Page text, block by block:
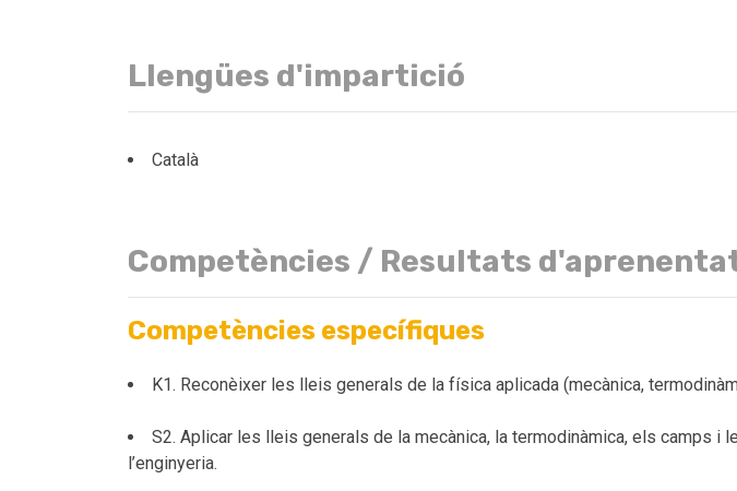
Llengües d'impartició
Català
Competències / Resultats
Competències específiques
K1. Reconèixer les lleis generals de la física aplicada (mecànica,
S2. Aplicar les lleis generals de la mecànica, la termodinàmica, els camps
l’enginyeria.